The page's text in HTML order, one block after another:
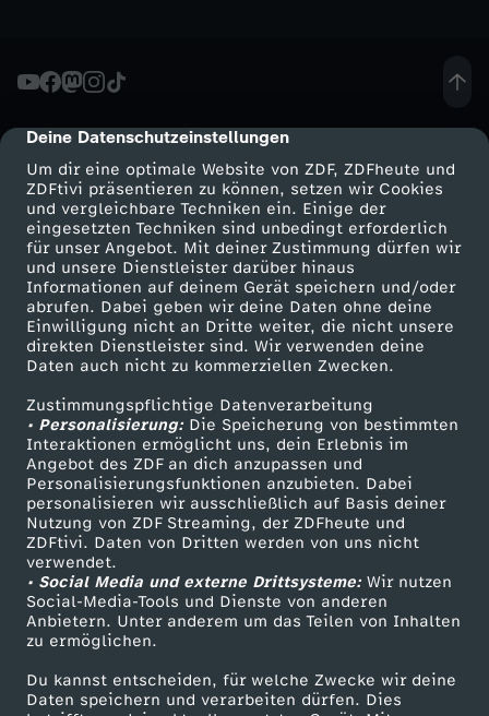
cmp-dialog-description
Deine Datenschutzeinstellungen
Um dir eine optimale Website von ZDF, ZDFheute und
ZDFtivi präsentieren zu können, setzen wir Cookies
und vergleichbare Techniken ein. Einige der
eingesetzten Techniken sind unbedingt erforderlich
für unser Angebot. Mit deiner Zustimmung dürfen wir
und unsere Dienstleister darüber hinaus
Informationen auf deinem Gerät speichern und/oder
abrufen. Dabei geben wir deine Daten ohne deine
Einwilligung nicht an Dritte weiter, die nicht unsere
direkten Dienstleister sind. Wir verwenden deine
Daten auch nicht zu kommerziellen Zwecken.
Zustimmungspflichtige Datenverarbeitung
• Personalisierung:Die Speicherung von bestimmten
Interaktionen ermöglicht uns, dein Erlebnis im
Angebot des ZDF an dich anzupassen und
Personalisierungsfunktionen anzubieten. Dabei
personalisieren wir ausschließlich auf Basis deiner
Nutzung von ZDF Streaming, der ZDFheute und
ZDFtivi. Daten von Dritten werden von uns nicht
verwendet.
• Social Media und externe Drittsysteme:Wir nutzen
Social-Media-Tools und Dienste von anderen
Anbietern. Unter anderem um das Teilen von Inhalten
zu ermöglichen.
Du kannst entscheiden, für welche Zwecke wir deine
Daten speichern und verarbeiten dürfen. Dies
a
n
n
i
e
u
n
d
L
u
c
a
Mehr ZDF
ZDF-Apps
Smart TV
ZDFtext
Livestreams
Sendungen A-Z
TV-Programm
Service
ZDFmitreden
Kontakt zum ZDF
Tickets
Zuschauerservice
Hilfe
ZDF Unternehmen
Karriere
ZDF goes Schule